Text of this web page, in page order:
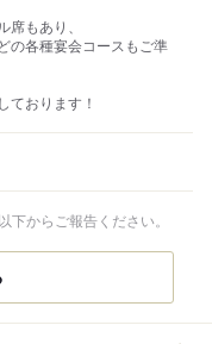
席もあり、
の各種宴会コースもご準
ております！
からご報告ください。